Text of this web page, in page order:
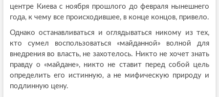
центре Киева с ноября прошлого до февраля нынешнего
года, к чему все происходившее, в конце концов, привело.
Однако останавливаться и оглядываться никому из тех,
кто сумел воспользоваться «майданной» волной для
внедрения во власть, не захотелось. Никто не хочет знать
правду о «майдане», никто не ставит перед собой цель
определить его истинную, а не мифическую природу и
подлинную цену.